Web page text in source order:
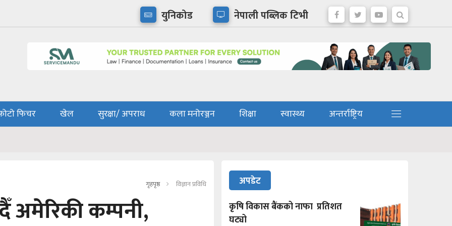
युनिकोड नेपाली पब्लिक टिभी
फिचर खेल सुरक्षा/ अपराध कला मनोरञ्जन शिक्षा स्वास्थ्य
अन्तर्राष्ट्रिय
गृहपृष्ठ विज्ञान प्रविधि
अमेरिकी कम्पनी,
अपडेट
कृषि विकास बैंकको नाफा प्रतिशत
घट्यो